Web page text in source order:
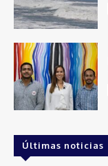
Últimas noticias